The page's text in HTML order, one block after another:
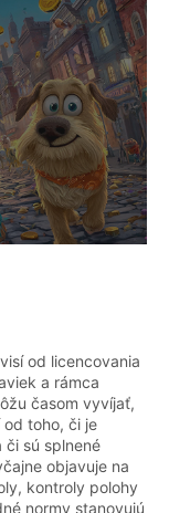
od licencovania
a rámca
časom vyvíjať,
toho, či je
či sú splnené
objavuje na
kontroly polohy
normy stanovujú